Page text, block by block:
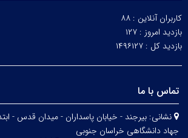
کاربران آنلاین : ۸۸
بازدید امروز : ۱۲۷
بازدید کل : ۱۴۹۶۱۲۷
تماس با ما
نشانی: بیرجند - خیابان پاسداران - میدان قدس -
جهاد دانشگاهی خراسان جنوبی